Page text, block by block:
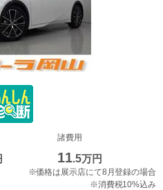
諸費用
11.5万円
※価格は展示店にて8月登録の場合
※消費税10%込み